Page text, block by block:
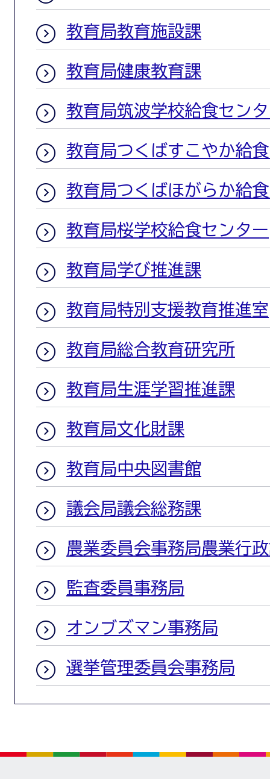
教育局教育施設課
教育局健康教育課
教育局筑波学校給食セン
教育局つくばすこやか給
教育局つくばほがらか給
教育局桜学校給食センター
教育局学び推進課
教育局特別支援教育推進室
教育局総合教育研究所
教育局生涯学習推進課
教育局文化財課
教育局中央図書館
議会局議会総務課
農業委員会事務局農業行
監査委員事務局
オンブズマン事務局
選挙管理委員会事務局